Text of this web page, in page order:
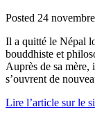
Posted 24
Il a quitté le Népal
bouddhiste et
Auprès de sa mère,
s’ouvrent de
Lire l’article sur le